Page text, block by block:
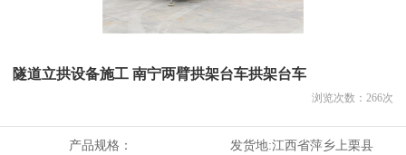
隧道立拱设备施工 南宁两臂拱架台车拱架台车
浏览次数： 266次
产品规格： 发货地:江西省萍乡上栗县